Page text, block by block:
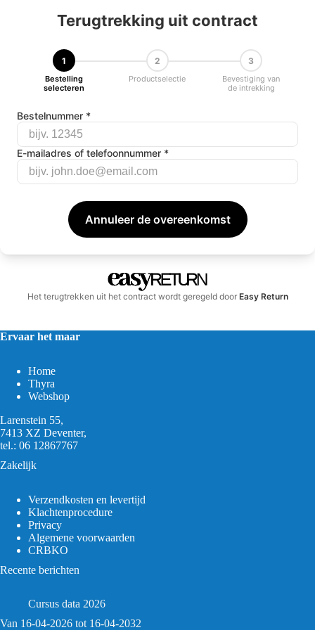
Ervaar het maar
Home
Thyra
Webshop
Larenstein 55,
7413 XZ Deventer,
tel.: 06 12867767
Zakelijk
Verzendkosten en levertijd
Klachtenprocedure
Privacy
Algemene voorwaarden
CRBKO
Recente berichten
Cursus data 2026
Van 16-04-2026 tot 16-04-2032